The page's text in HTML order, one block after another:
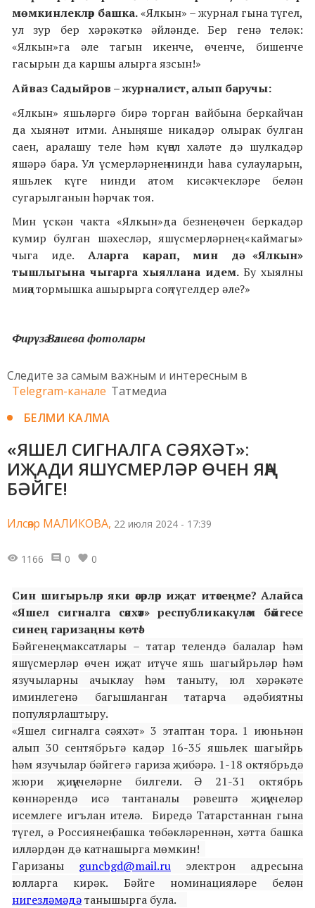
мөмкинлекләр башка.«Ялкын» – журнал гына түгел,
ул зур бер хәрәкәткә әйләнде. Бер генә теләк:
«Ялкын»га әле тагын икенче, өченче, бишенче
гасырын да каршы алырга язсын!»
Айваз Садыйров – журналист, алып баручы:
«Ялкын» яшьләргә бирә торган вайбына беркайчан
да хыянәт итми. Аның яше никадәр олырак булган
саен, аралашу теле һәм күңел халәте дә шулкадәр
яшәрә бара. Ул үсмерләрнең нинди һава сулауларын,
яшьлек күге нинди атом кисәкчекләре белән
сугарылганын һәрчак тоя.
Мин үскән чакта «Ялкын»да безнең өчен беркадәр
кумир булган шәхесләр, яшүсмерләрнең «каймагы»
чыга иде. Аларга карап, мин дә «Ялкын»
тышлыгына чыгарга хыяллана идем. Бу хыялны
миңа тормышка ашырырга соң түгелдер әле?»
Фирүзә Вәлиева фотолары
Следите за самым важным и интересным в
Telegram-канале Татмедиа
БЕЛМИ КАЛМА
«ЯШЕЛ СИГНАЛГА СӘЯХӘТ»:
ИҖАДИ ЯШҮСМЕРЛӘР ӨЧЕН ЯҢА
БӘЙГЕ!
Илсөяр МАЛИКОВА, 22 июля 2024 - 17:39
1166 0 0
Син шигырьләр яки әсәрләр иҗат итәсеңме? Алайса
«Яшел сигналга сәяхәт» республикакүләм бәйгесе
синең гаризаңны көтә!
Бәйгенең максатлары – татар телендә балалар һәм
яшүсмерләр өчен иҗат итүче яшь шагыйрьләр һәм
язучыларны ачыклау һәм таныту, юл хәрәкәте
иминлегенә багышланган татарча әдәбиятны
популярлаштыру.
«Яшел сигналга сәяхәт» 3 этаптан тора. 1 июньнән
алып 30 сентябрьгә кадәр 16-35 яшьлек шагыйрь
һәм язучылар бәйгегә гариза җибәрә. 1-18 октябрьдә
жюри җиңүчеләрне билгели. Ә 21-31 октябрь
көннәрендә исә тантаналы рәвештә җиңүчеләр
исемлеге игълан ителә. Биредә Татарстаннан гына
түгел, ә Россиянең башка төбәкләреннән, хәтта башка
илләрдән дә катнашырга мөмкин!
Гаризаны guncbgd@mail.ru электрон адресына
юлларга кирәк. Бәйге номинацияләре белән
нигезләмәдәтанышырга була.